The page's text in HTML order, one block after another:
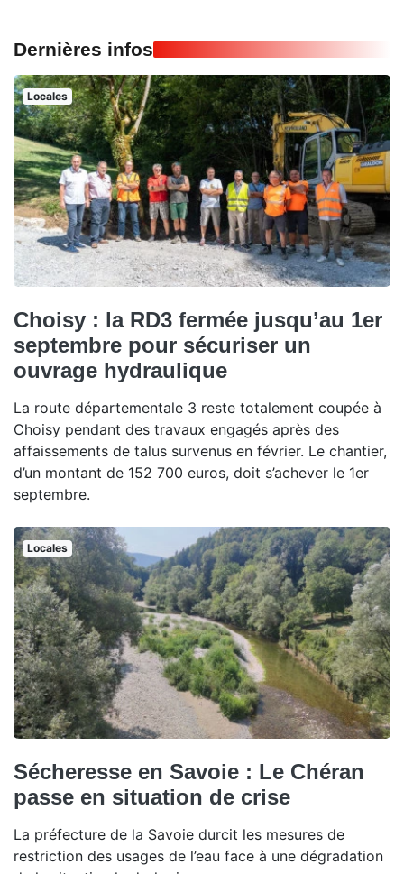
Dernières infos
Locales
Choisy : la RD3 fermée jusqu’au 1er
septembre pour sécuriser un
ouvrage hydraulique
La route départementale 3 reste totalement coupée à
Choisy pendant des travaux engagés après des
affaissements de talus survenus en février. Le chantier,
d’un montant de 152 700 euros, doit s’achever le 1er
septembre.
Locales
Sécheresse en Savoie : Le Chéran
passe en situation de crise
La préfecture de la Savoie durcit les mesures de
restriction des usages de l’eau face à une dégradation